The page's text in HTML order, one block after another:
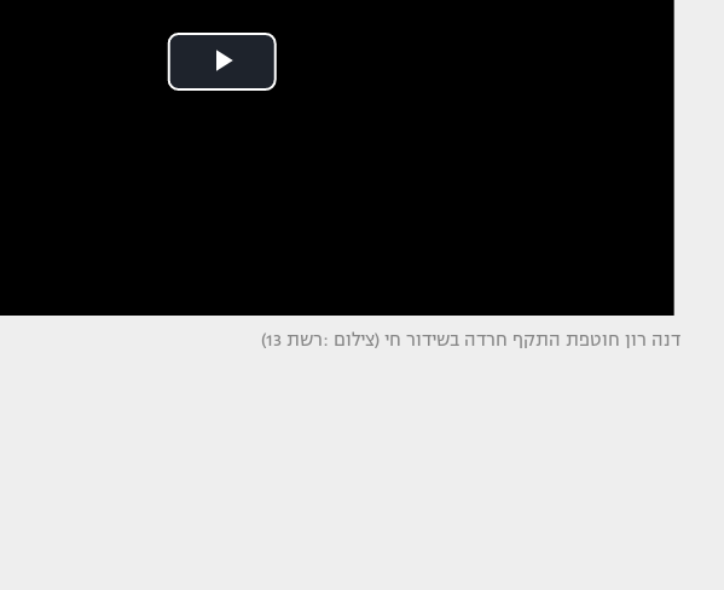
דנה רון חוטפת התקף חרדה בשידור חי (צילום :רשת 13)